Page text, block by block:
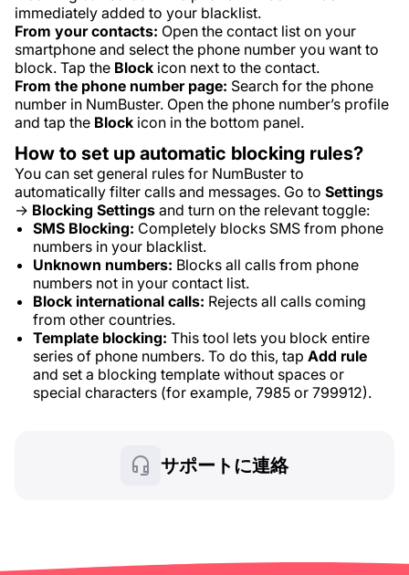
immediately added to your blacklist.
From your contacts: Open the contact list on your
smartphone and select the phone number you want to
block. Tap the Block icon next to the contact.
From the phone number page: Search for the phone
number in NumBuster. Open the phone number’s profile
and tap the Block icon in the bottom panel.
How to set up automatic blocking rules?
You can set general rules for NumBuster to
automatically filter calls and messages. Go to Settings
→ Blocking Settings and turn on the relevant toggle:
SMS Blocking: Completely blocks SMS from phone
numbers in your blacklist.
Unknown numbers: Blocks all calls from phone
numbers not in your contact list.
Block international calls: Rejects all calls coming
from other countries.
Template blocking: This tool lets you block entire
series of phone numbers. To do this, tap Add rule
and set a blocking template without spaces or
special characters (for example, 7985 or 799912).
サポートに連絡